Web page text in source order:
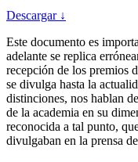
Descargar ↓
Este documento es
adelante se replica
recepción de los premios
se divulga hasta la
distinciones, nos hablan
de la academia en su
reconocida a tal punto,
divulgaban en la prensa